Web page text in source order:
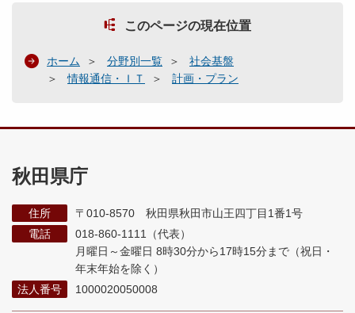
このページの現在位置
ホーム 分野別一覧
社会基盤
情報通信・ＩＴ
計画・プラン
秋田県庁
住所
〒010-8570 秋田県秋田市山王四丁目1番1号
電話
018-860-1111（代表）
月曜日～金曜日 8時30分から17時15分まで （祝日・
年末年始を除く）
法人番号
1000020050008